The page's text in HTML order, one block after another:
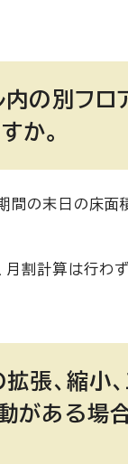
の別フロ
か。
間の末日の床面
割計算は行わず
張、縮小
がある場